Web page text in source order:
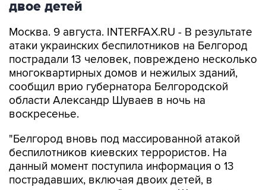
Москва. 9 августа. INTERFAX.RU - В результате
пострадали 13 человек, повреждено несколько
многоквартирных домов и нежилых зданий,
сообщил врио губернатора Белгородской
области Александр Шуваев в ночь на
воскресенье.
"Белгород вновь под массированной атакой
данный момент поступила информация о 13
пострадавших, включая двоих детей, в
результате прилетов", - написал Шуваев в
своем канале в мессенджере Max.